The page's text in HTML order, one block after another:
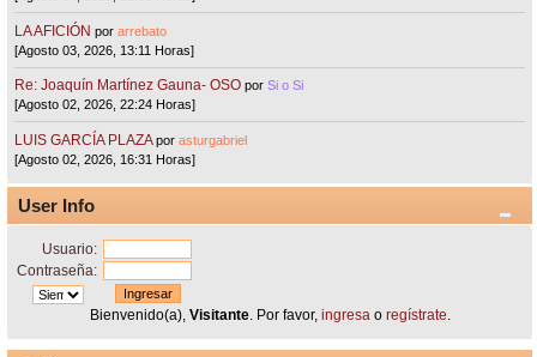
LA AFICIÓN porarrebato
[Agosto 03, 2026, 13:11 Horas]
Re: Joaquín Martínez Gauna- OSO porSi o Si
[Agosto 02, 2026, 22:24 Horas]
LUIS GARCÍA PLAZA porasturgabriel
[Agosto 02, 2026, 16:31 Horas]
User Info
Usuario:
Contraseña:
Bienvenido(a), Visitante. Por favor, ingresa o regístrate